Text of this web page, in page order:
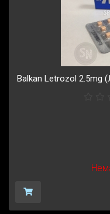
Balkan Letrozol 2.5mg